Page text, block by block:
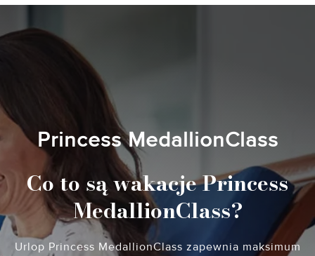
Princess MedallionClass
Co to są wakacje Princess
MedallionClass?
Urlop Princess MedallionClass zapewnia maksimum